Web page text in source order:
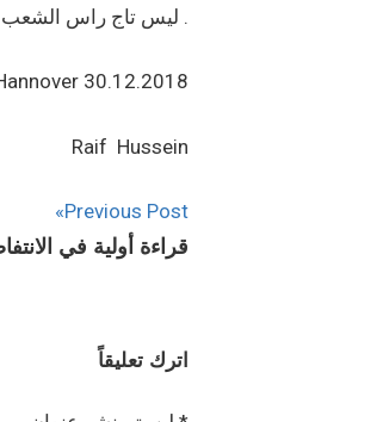
ليس تاج راس الشعب الفلسطيني فقط… هم زمرد التاج .
30.12.2018
Raif Hussein
Previous Post
قراءة أولية في
اترك تعليقاً